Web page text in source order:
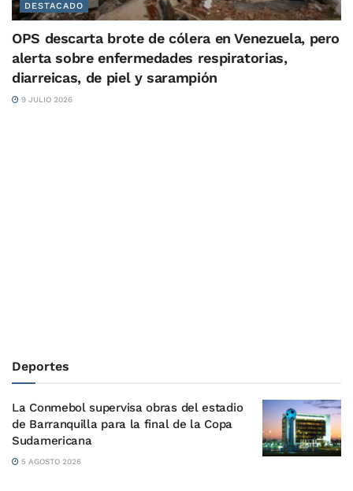
DESTACADO
OPS descarta brote de cólera en Venezuela, pero
alerta sobre enfermedades respiratorias,
diarreicas, de piel y sarampión
9 JULIO 2026
Deportes
La Conmebol supervisa obras del estadio
de Barranquilla para la final de la Copa
Sudamericana
5 AGOSTO 2026